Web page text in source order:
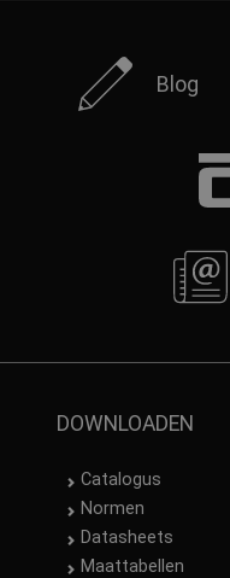
Blog
DOWNLOADEN
Catalogus
Normen
Datasheets
Maattabellen